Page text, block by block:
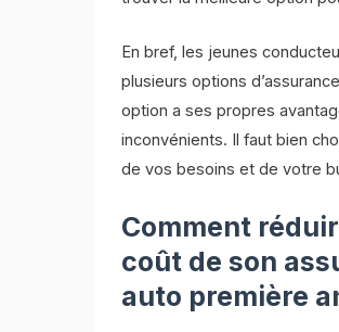
En bref, les jeunes
plusieurs options
option a ses propres
inconvénients. Il faut bien
de vos besoins et de votre
Comment
coût de son
auto première